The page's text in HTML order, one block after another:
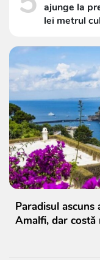
ajunge la
lei metrul
Paradisul ascuns
Amalfi, dar costă